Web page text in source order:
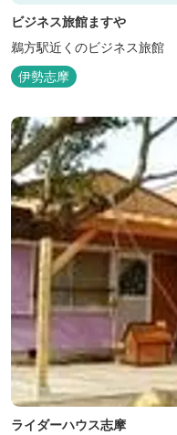
ビジネス旅館ますや
鵜方駅近くのビジネス旅館
伊勢志摩
ライダーハウス志摩